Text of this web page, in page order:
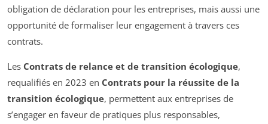
obligation de déclaration pour les entreprises, mais aussi une
opportunité de formaliser leur engagement à travers ces
contrats.
Les Contrats de relance et de transition écologique,
requalifiés en 2023 en Contrats pour la réussite de la
transition écologique, permettent aux entreprises de
s’engager en faveur de pratiques plus responsables,